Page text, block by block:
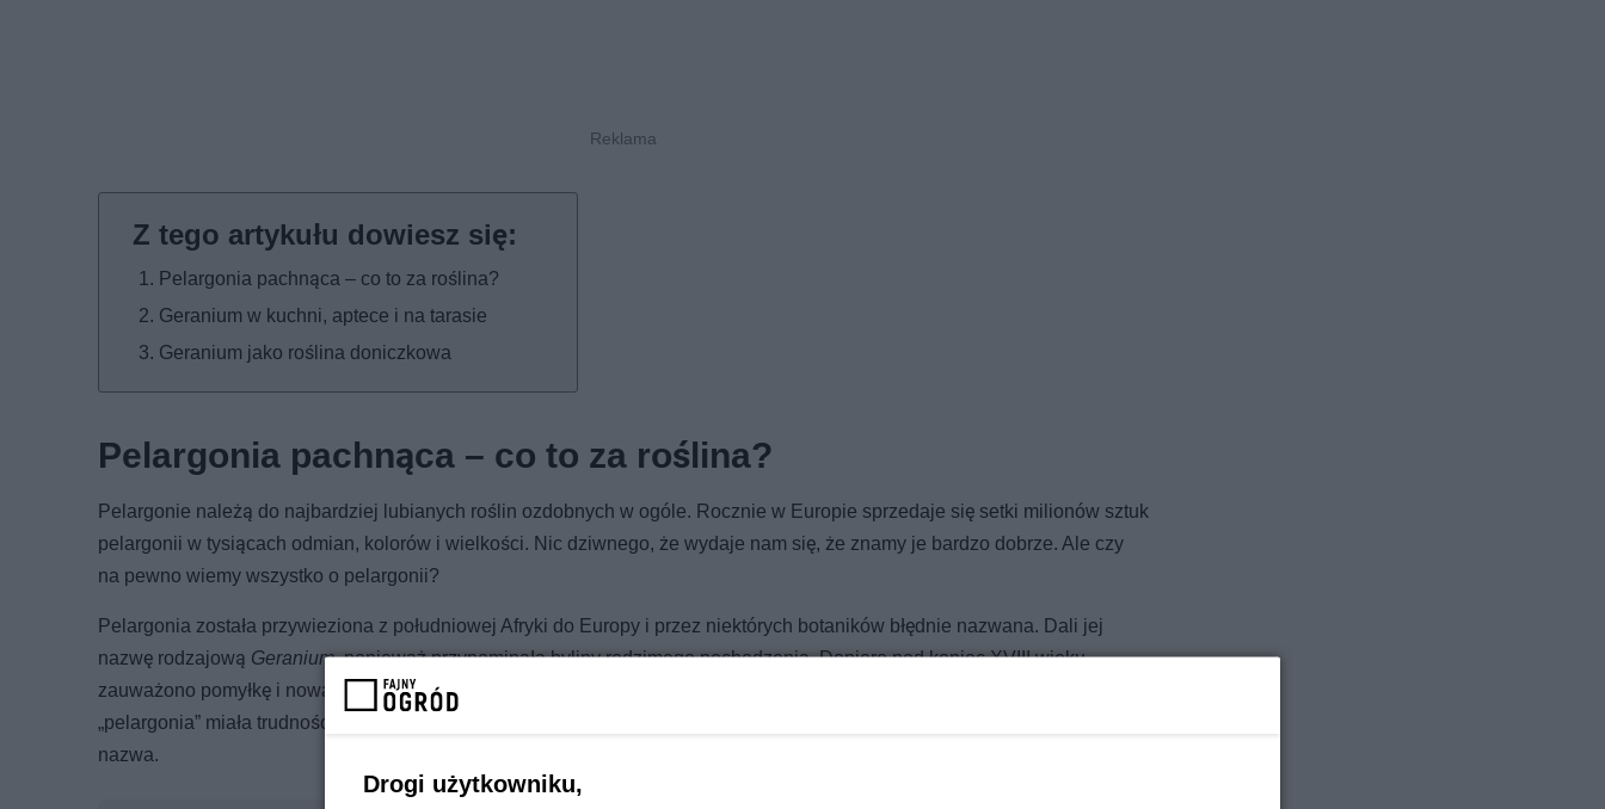
Pelargonia pachnąca – co to za roślina?
Geranium w kuchni, aptece i na tarasie
Geranium jako roślina doniczkowa
Pelargonia pachnąca – co to za roślina?
Pelargonie należą do najbardziej lubianych roślin ozdobnych w ogóle. Rocznie w Europie sprzedaje się setki milionów sztuk
pelargonii w tysiącach odmian, kolorów i wielkości. Nic dziwnego, że wydaje nam się, że znamy je bardzo dobrze. Ale czy
na pewno wiemy wszystko o pelargonii?
Pelargonia została przywieziona z południowej Afryki do Europy i przez niektórych botaników błędnie nazwana. Dali jej
nazwę rodzajową Geranium, ponieważ przypominała byliny rodzimego pochodzenia. Dopiero pod koniec XVIII wieku
zauważono pomyłkę i nowa roślina otrzymała nazwę
„pelargonia” miała trudności z przebiciem się do świadomości ogrodników i jeszcze dzisiaj bywa potocznie używana stara
nazwa.
Drogi użytkowniku,